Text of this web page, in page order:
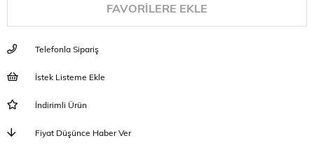
FAVORILERE EKLE
Telefonla Sipariş
İstek Listeme Ekle
İndirimli Ürün
Fiyat Düşünce Haber Ver